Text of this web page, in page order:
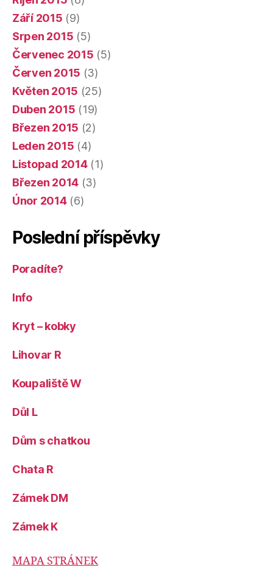
Září 2015 (9)
Srpen 2015 (5)
Červenec 2015 (5)
Červen 2015 (3)
Květen 2015 (25)
Duben 2015 (19)
Březen 2015 (2)
Leden 2015 (4)
Listopad 2014(1)
Březen 2014 (3)
Únor 2014(6)
Poslední příspěvky
Poradíte?
Info
Kryt – kobky
Lihovar R
Koupaliště W
Důl L
Dům s chatkou
Chata R
Zámek DM
Zámek K
MAPA STRÁNEK